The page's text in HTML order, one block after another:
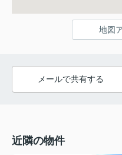
地図
メールで共有する
近隣の物件